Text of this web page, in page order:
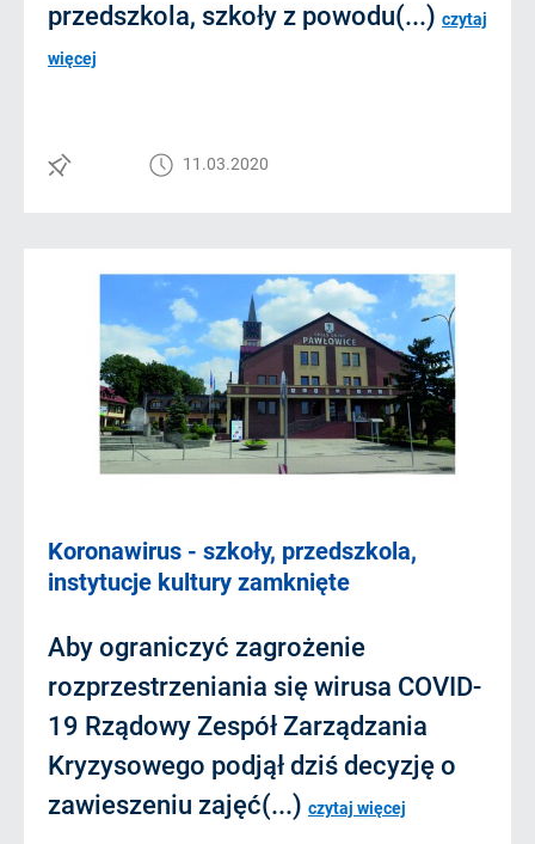
przedszkola, szkoły z powodu(...) czytaj
więcej
11.03.2020
Koronawirus - szkoły, przedszkola,
instytucje kultury zamknięte
Aby ograniczyć zagrożenie
rozprzestrzeniania się wirusa COVID-
19 Rządowy Zespół Zarządzania
Kryzysowego podjął dziś decyzję o
zawieszeniu zajęć(...) czytaj więcej